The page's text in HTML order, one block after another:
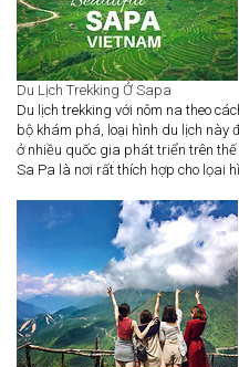
Du Lịch Trekking Ở Sapa
Du lịch trekking với nôm na theo
bộ khám phá, loại hình du lịch
ở nhiều quốc gia phát triển trên
Sa Pa là nơi rất thích hợp cho lọai